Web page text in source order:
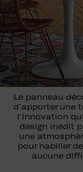
Le panneau
d’apporter une
l’innovation
design inédit
une
pour habiller
aucune